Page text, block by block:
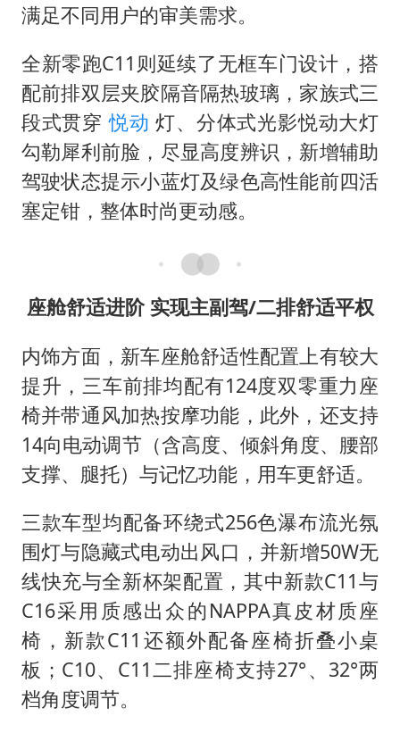
满足不同用户的审美需求。
全新零跑C11则延续了无框车门设计，搭
配前排双层夹胶隔音隔热玻璃，家族式三
段式贯穿 悦动灯、分体式光影悦动大灯
勾勒犀利前脸，尽显高度辨识，新增辅助
驾驶状态提示小蓝灯及绿色高性能前四活
塞定钳，整体时尚更动感。
座舱舒适进阶 实现主副驾/二排舒适平权
内饰方面，新车座舱舒适性配置上有较大
提升，三车前排均配有124度双零重力座
椅并带通风加热按摩功能，此外，还支持
14向电动调节（含高度、倾斜角度、腰部
支撑、腿托）与记忆功能，用车更舒适。
三款车型均配备环绕式256色瀑布流光氛
围灯与隐藏式电动出风口，并新增50W无
线快充与全新杯架配置，其中新款C11与
C16采用质感出众的NAPPA真皮材质座
椅，新款C11还额外配备座椅折叠小桌
板；C10、C11二排座椅支持27°、32°两
档角度调节。